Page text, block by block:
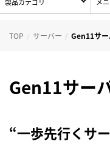
TOP サーバー Gen11サ
Gen11サー
“一歩先行くサ